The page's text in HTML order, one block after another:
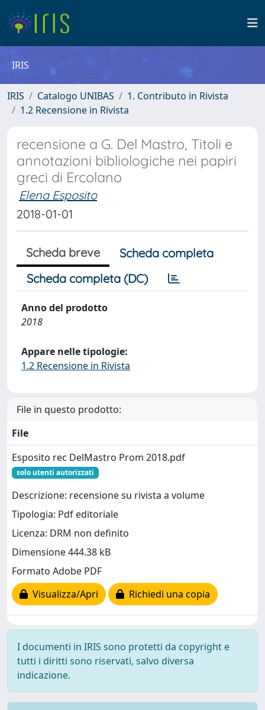
IRIS
IRIS Catalogo UNIBAS
1. Contributo in Rivista
1.2 Recensione in Rivista
recensione a G. Del Mastro, Titoli e
annotazioni bibliologiche nei papiri
greci di Ercolano
Elena Esposito
2018-01-01
Scheda breve
Scheda completa
Scheda completa (DC)
Anno del prodotto
2018
Appare nelle tipologie:
1.2 Recensione in Rivista
File in questo prodotto:
File
Esposito rec DelMastro Prom 2018.pdf
solo utenti autorizzati
Descrizione: recensione su rivista a volume
Tipologia: Pdf editoriale
Licenza: DRM non definito
Dimensione 444.38 kB
Formato Adobe PDF
Visualizza/Apri
Richiedi una copia
I documenti in IRIS sono protetti da copyright e
tutti i diritti sono riservati, salvo diversa
indicazione.